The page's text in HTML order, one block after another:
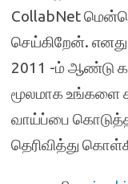
CollabNet
செய்கிறேன்.
2011 -ம் ஆண்டு
மூலமாக உங்களை
வாய்ப்பை கொடுத்த
தெரிவித்து